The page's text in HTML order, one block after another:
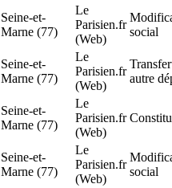
Seine-et-
Marne (77)
Le
Parisien.fr
(Web)
social
Seine-et-
Marne (77)
Le
Parisien.fr
(Web)
autre
Seine-et-
Marne (77)
Le
Parisien.fr
(Web)
Seine-et-
Marne (77)
Le
Parisien.fr
(Web)
social